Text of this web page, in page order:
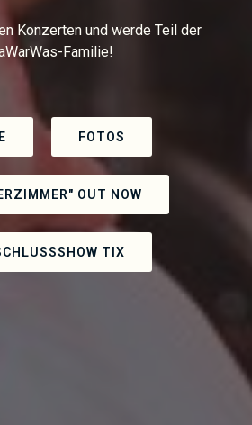
Konzerten und werde Teil der
Familie!
FOTOS
OUT NOW
TIX